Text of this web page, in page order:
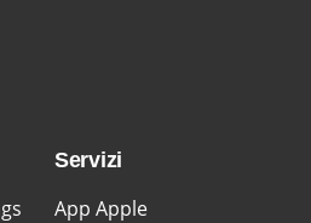
Servizi
App Apple